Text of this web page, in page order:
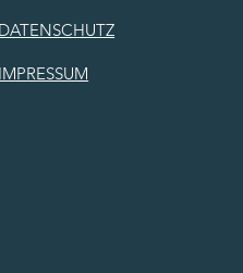
DATENSCHUTZ
IMPRESSUM